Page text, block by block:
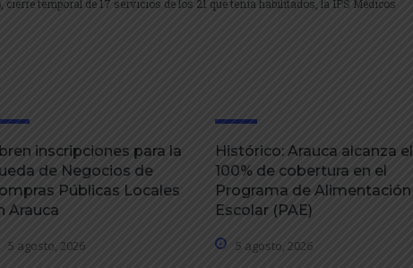
cierre temporal de 17 servicios de los 21 que tenía habilitados, la IPS Médicos
inscripciones para la
de Negocios de
Públicas Locales
Arauca
5 agosto, 2026
Histórico: Arauca alcanza el
100% de cobertura en el
Programa de Alimentación
Escolar (PAE)
5 agosto, 2026